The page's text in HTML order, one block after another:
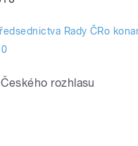
Rady ČRo
rozhlasu